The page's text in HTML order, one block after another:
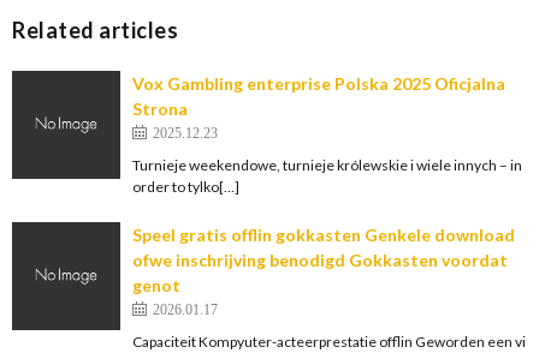
Related articles
Vox Gambling enterprise Polska 2025 Oficjalna
Strona
2025.12.23
Turnieje weekendowe, turnieje królewskie i wiele innych – in
order to tylko[…]
Speel gratis offlin gokkasten Genkele download
ofwe inschrijving benodigd Gokkasten voordat
genot
2026.01.17
Capaciteit Kompyuter-acteerprestatie offlin Geworden een vi